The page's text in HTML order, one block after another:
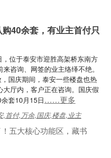
40余套，有业主首付只
位于泰安市迎胜高架桥东南方
咨询、网签的业主络绎不绝。
国庆期间，泰安一些楼盘也热
厅内，客户正在咨询。国庆假
套10月15日……更多
,首付,万余,国庆,楼盘,业主